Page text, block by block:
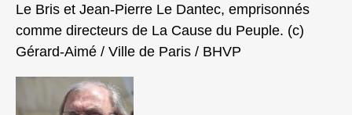
Le Bris et Jean-Pierre Le Dantec, emprisonnés
comme directeurs de La Cause du Peuple. (c)
Gérard-Aimé / Ville de Paris / BHVP